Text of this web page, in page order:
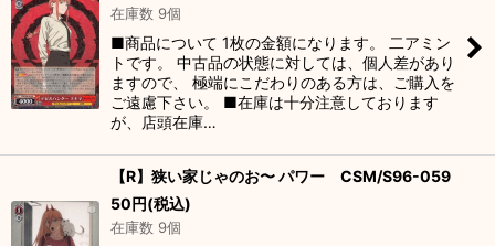
在庫数 9個
■商品について 1枚の金額になります。 二アミン
トです。 中古品の状態に対しては、個人差があり
ますので、 極端にこだわりのある方は、ご購入を
ご遠慮下さい。 ■在庫は十分注意しております
が、店頭在庫…
【R】狭い家じゃのお〜 パワー CSM/S96-059
50円(税込)
在庫数 9個